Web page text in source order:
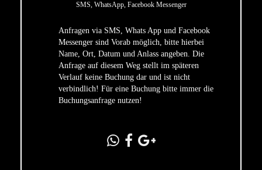
SMS, WhatsApp, Facebook Messenger
Anfragen via SMS, Whats App und Facebook
Messenger sind Vorab möglich, bitte hierbei
Name, Ort, Datum und Anlass angeben. Die
Anfrage auf diesem Weg stellt im späteren
Verlauf keine Buchung dar und ist nicht
verbindlich! Für eine Buchung bitte immer die
Buchungsanfrage nutzen!